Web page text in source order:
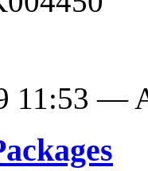
11:53 —